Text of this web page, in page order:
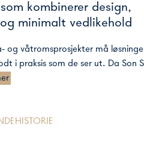
kombinerer design,
minimalt vedlikehold
og våtromsprosjekter må
i praksis som de ser ut. Da Son